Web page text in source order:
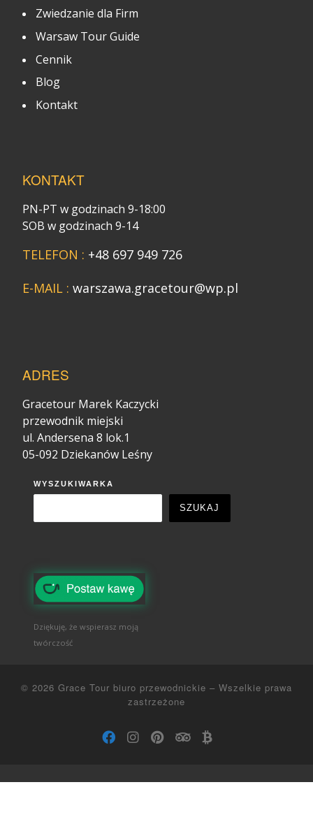
Zwiedzanie dla Firm
Warsaw Tour Guide
Cennik
Blog
Kontakt
KONTAKT
PN-PT w godzinach 9-18:00
SOB w godzinach 9-14
TELEFON : +48 697 949 726
E-MAIL : warszawa.gracetour@wp.pl
ADRES
Gracetour Marek Kaczycki
przewodnik miejski
ul. Andersena 8 lok.1
05-092 Dziekanów Leśny
WYSZUKIWARKA
SZUKAJ
Dziękuję, że wspierasz moją
twórczość
© 2026 Grace Tour biuro przewodnickie – Wszelkie prawa
zastrzeżone